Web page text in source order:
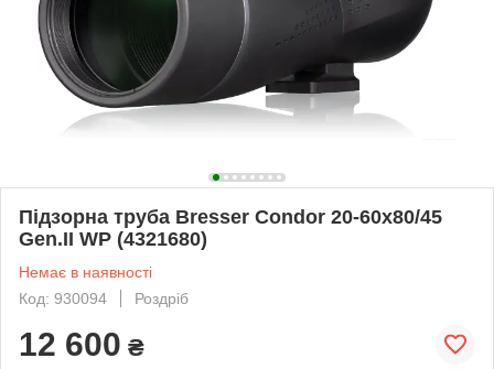
Підзорна труба Bresser Condor 20-60x80/45
Gen.II WP (4321680)
Немає в наявності
Код: 930094
Роздріб
12 600 ₴